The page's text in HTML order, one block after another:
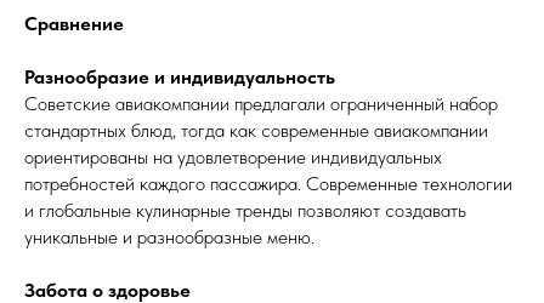
Сравнение
Разнообразие и индивидуальность
Советские авиакомпании предлагали ограниченный набор
стандартных блюд, тогда как современные авиакомпании
ориентированы на удовлетворение индивидуальных
потребностей каждого пассажира. Современные технологии
и глобальные кулинарные тренды позволяют создавать
уникальные и разнообразные меню.
Забота о здоровье